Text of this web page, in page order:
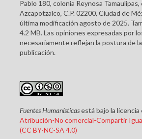
Pablo 180, colonia Reynosa
Azcapotzalco, C.P. 02200, Ciudad de
última modificación agosto de 2025.
4.2 MB. Las opiniones expresadas por
necesariamente reflejan la postura de
publicación.
Fuentes Humanísticasestá bajo la
Atribución-No comercial-Compartir
(CC BY-NC-SA 4.0)